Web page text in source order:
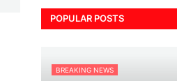
POPULAR POSTS
BREAKING NEWS